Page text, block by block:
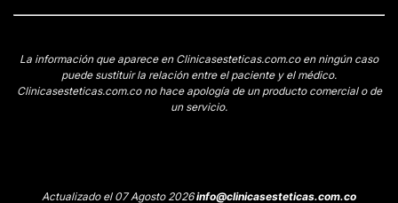
La información que aparece en Clinicasesteticas.com.co en ningún caso
puede sustituir la relación entre el paciente y el médico.
Clinicasesteticas.com.co no hace apología de un producto comercial o de
un servicio.
Actualizado el 07 Agosto 2026info@clinicasesteticas.com.co